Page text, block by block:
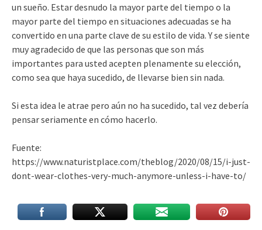
un sueño. Estar desnudo la mayor parte del tiempo o la
mayor parte del tiempo en situaciones adecuadas se ha
convertido en una parte clave de su estilo de vida. Y se siente
muy agradecido de que las personas que son más
importantes para usted acepten plenamente su elección,
como sea que haya sucedido, de llevarse bien sin nada.
Si esta idea le atrae pero aún no ha sucedido, tal vez debería
pensar seriamente en cómo hacerlo.
Fuente:
https://www.naturistplace.com/theblog/2020/08/15/i-just-
dont-wear-clothes-very-much-anymore-unless-i-have-to/